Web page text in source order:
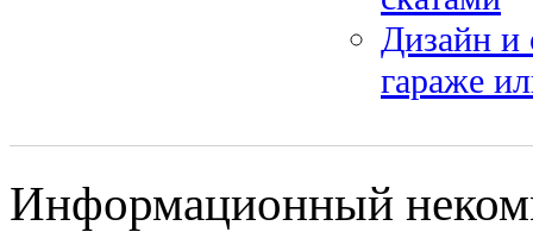
Дизайн и
гараже
Информационный